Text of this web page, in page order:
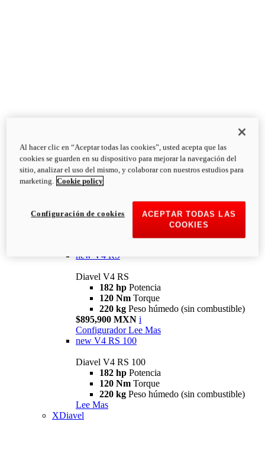
Diavel
V4
Diavel V4
126 NmTorque
223 kg
PESO HÚMEDO SIN
new V4 RS
Diavel V4 RS
182 hp Potencia
120 Nm Torque
220 kg Peso húmedo (sin combustible)
$895,900 MXN i
Configurador Lee Mas
new V4 RS 100
Diavel V4 RS 100
182 hp Potencia
120 Nm Torque
220 kg Peso húmedo (sin combustible)
Lee Mas
XDiavel
Al hacer clic en “Aceptar todas las cookies”, usted acepta que las
cookies se guarden en su dispositivo para mejorar la navegación del
sitio, analizar el uso del mismo, y colaborar con nuestros estudios para
marketing. Cookie policy
ACEPTAR TODAS LAS
COOKIES
Configuración de cookies